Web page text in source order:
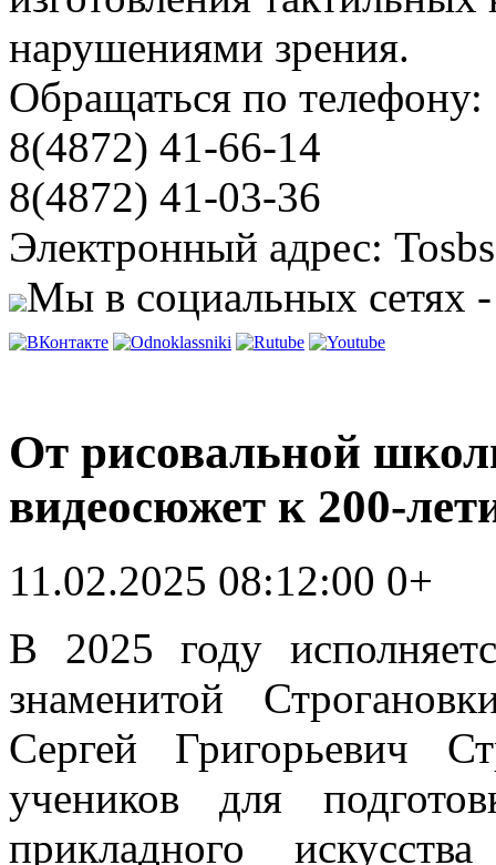
нарушениями зрения.
Обращаться по телефону:
8(4872) 41-66-14
8(4872) 41-03-36
Электронный адрес:
Мы в социальных сетях
От рисовальной
видеосюжет к 200-
11.02.2025 08:12:00 0+
В 2025 году
знаменитой
Сергей Григорьевич
учеников для
прикладного